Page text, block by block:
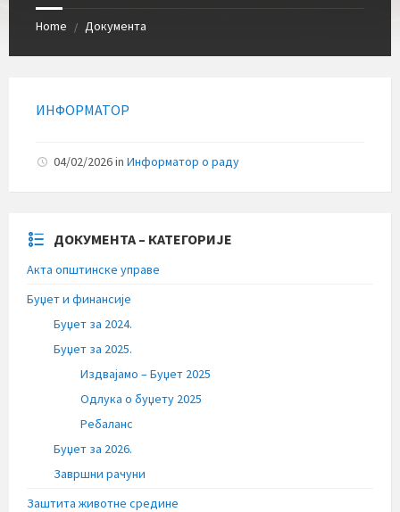
Home / Документа
ИНФОРМАТОР
04/02/2026in Информатор о раду
ДОКУМЕНТА – КАТЕГОРИЈЕ
Акта општинске управе
Буџет и финансије
Буџет за 2024.
Буџет за 2025.
Издвајамо – Буџет 2025
Одлука о буџету 2025
Ребаланс
Буџет за 2026.
Завршни рачуни
Заштита животне средине